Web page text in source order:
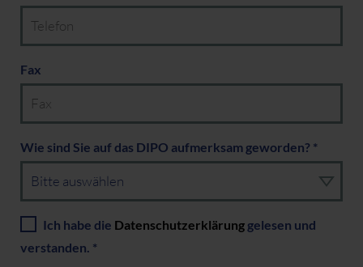
Fax
Wie sind Sie auf das DIPO aufmerksam geworden? *
Ich habe die Datenschutzerklärung gelesen und
verstanden. *